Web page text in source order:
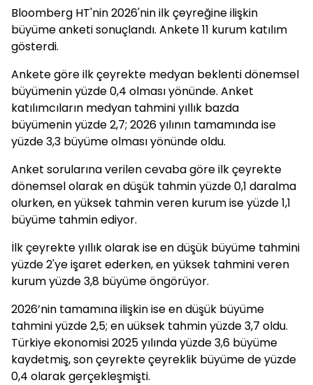
Bloomberg HT'nin 2026'nin ilk çeyreğine ilişkin
büyüme anketi sonuçlandı. Ankete 11 kurum katılım
gösterdi.
Ankete göre ilk çeyrekte medyan beklenti dönemsel
büyümenin yüzde 0,4 olması yönünde. Anket
katılımcıların medyan tahmini yıllık bazda
büyümenin yüzde 2,7; 2026 yılının tamamında ise
yüzde 3,3 büyüme olması yönünde oldu.
Anket sorularına verilen cevaba göre ilk çeyrekte
dönemsel olarak en düşük tahmin yüzde 0,1 daralma
olurken, en yüksek tahmin veren kurum ise yüzde 1,1
büyüme tahmin ediyor.
İlk çeyrekte yıllık olarak ise en düşük büyüme tahmini
yüzde 2'ye işaret ederken, en yüksek tahmini veren
kurum yüzde 3,8 büyüme öngörüyor.
2026’nin tamamına ilişkin ise en düşük büyüme
tahmini yüzde 2,5; en uüksek tahmin yüzde 3,7 oldu.
Türkiye ekonomisi 2025 yılında yüzde 3,6 büyüme
kaydetmiş, son çeyrekte çeyreklik büyüme de yüzde
0,4 olarak gerçekleşmişti.